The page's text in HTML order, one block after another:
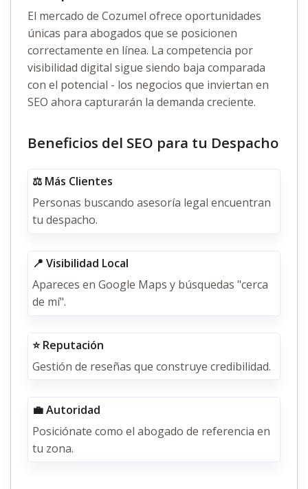
El mercado de Cozumel ofrece oportunidades
únicas para abogados que se posicionen
correctamente en línea. La competencia por
visibilidad digital sigue siendo baja comparada
con el potencial - los negocios que inviertan en
SEO ahora capturarán la demanda creciente.
Beneficios del SEO para tu Despacho
⚖️ Más Clientes
Personas buscando asesoría legal encuentran
tu despacho.
📍 Visibilidad Local
Apareces en Google Maps y búsquedas "cerca
de mí".
⭐ Reputación
Gestión de reseñas que construye credibilidad.
💼 Autoridad
Posiciónate como el abogado de referencia en
tu zona.